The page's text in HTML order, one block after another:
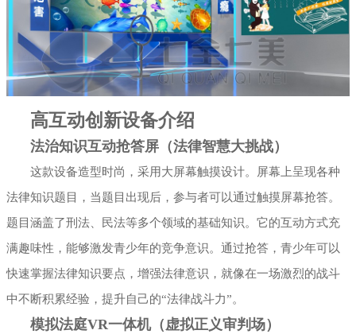
高互动创新设备介绍
法治知识互动抢答屏（法律智慧大挑战）
这款设备造型时尚，采用大屏幕触摸设计。屏幕上呈现各种
法律知识题目，当题目出现后，参与者可以通过触摸屏幕抢答。
题目涵盖了刑法、民法等多个领域的基础知识。它的互动方式充
满趣味性，能够激发青少年的竞争意识。通过抢答，青少年可以
快速掌握法律知识要点，增强法律意识，就像在一场激烈的战斗
中不断积累经验，提升自己的“法律战斗力”。
模拟法庭VR一体机（虚拟正义审判场）